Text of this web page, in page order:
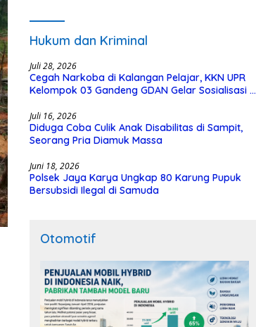
Hukum dan Kriminal
Juli 28, 2026
Cegah Narkoba di Kalangan Pelajar, KKN UPR
Kelompok 03 Gandeng GDAN Gelar Sosialisasi di
Juli 16, 2026
Diduga Coba Culik Anak Disabilitas di Sampit,
Seorang Pria Diamuk Massa
Juni 18, 2026
Polsek Jaya Karya Ungkap 80 Karung Pupuk
Bersubsidi Ilegal di Samuda
Otomotif